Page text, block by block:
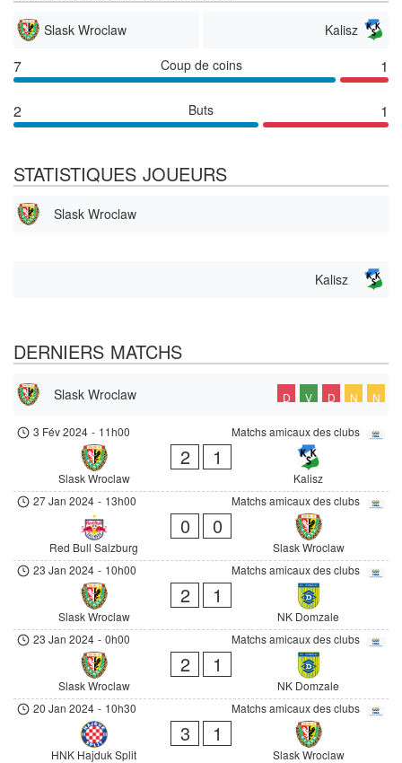
Slask Wroclaw Kalisz
7 Coup de coins 1
2 Buts 1
STATISTIQUES JOUEURS
Slask Wroclaw
Kalisz
DERNIERS MATCHS
Slask Wroclaw D V D N N
Matchs amicaux des clubs
3 Fév 2024 - 11h00
Slask Wroclaw
2 1
Kalisz
Matchs amicaux des clubs
27 Jan 2024 - 13h00
Red Bull Salzburg
0 0
Slask Wroclaw
Matchs amicaux des clubs
23 Jan 2024 - 10h00
Slask Wroclaw
2 1
NK Domzale
Matchs amicaux des clubs
23 Jan 2024 - 0h00
Slask Wroclaw
2 1
NK Domzale
Matchs amicaux des clubs
20 Jan 2024 - 10h30
HNK Hajduk Split
3 1
Slask Wroclaw